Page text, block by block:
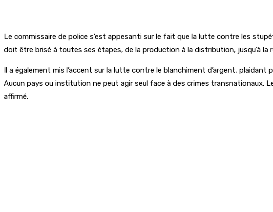
Le commissaire de police s’est appesanti sur le fait que la lutte contre les
doit être brisé à toutes ses étapes, de la production à la distribution, jusqu’à la
Il a également mis l’accent sur la lutte contre le blanchiment d’argent,
Aucun pays ou institution ne peut agir seul face à des crimes
affirmé.